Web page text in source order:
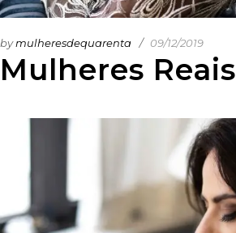
Mulheres Reais
bymulheresdequarenta 09/12/2019